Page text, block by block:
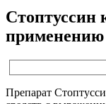
Стоптуссин
применению
Препарат